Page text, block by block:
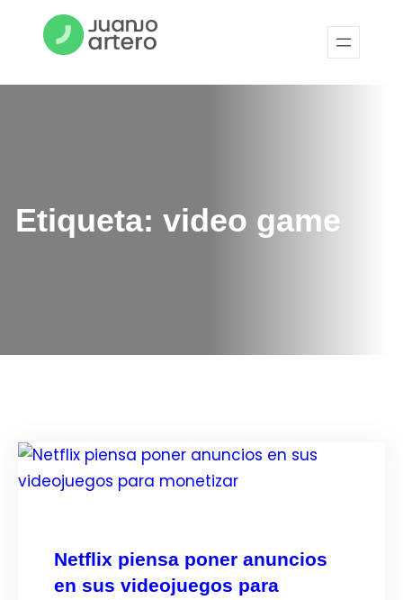
Etiqueta: video game
Netflix piensa poner anuncios
en sus videojuegos para